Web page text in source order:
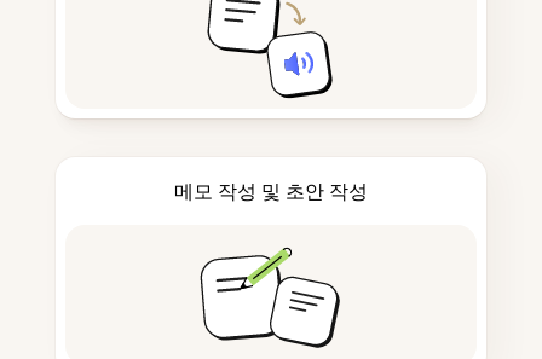
메모 작성 및 초안 작성